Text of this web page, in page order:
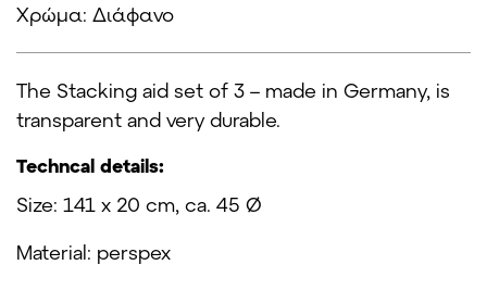
Χρώμα: Διάφανο
The Stacking aid set of 3 – made in Germany, is
transparent and very durable.
Techncal details:
Size: 141 x 20 cm, ca. 45 Ø
Material: perspex